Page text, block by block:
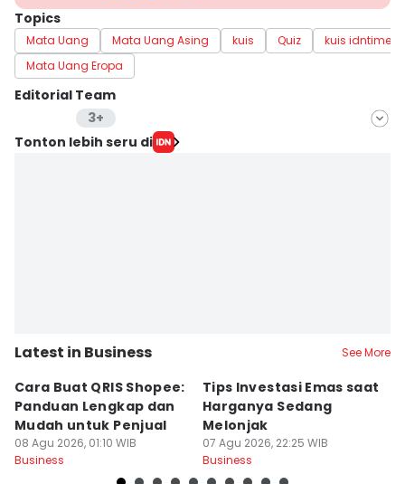
Topics
Mata Uang Mata Uang Asing kuis Quiz
kuis idntimes
Mata Uang Eropa
Editorial Team
3+
Editor
Tonton lebih seru di
Latest in Business See More
Cara Buat QRIS Shopee:
Panduan Lengkap dan
Mudah untuk Penjual
08 Agu 2026, 01:10 WIB
Business
Tips Investasi Emas saat
Harganya Sedang
Melonjak
07 Agu 2026, 22:25 WIB
Business